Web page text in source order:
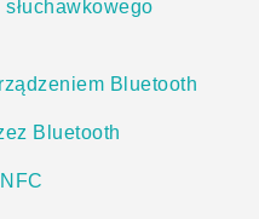
Bluetooth
Bluetooth